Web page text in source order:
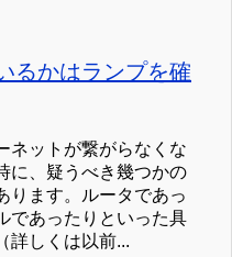
るかはランプを確
ネットが繋がらなくな
に、疑うべき幾つかの
ります。ルータであっ
であったりといった具
詳しくは以前...